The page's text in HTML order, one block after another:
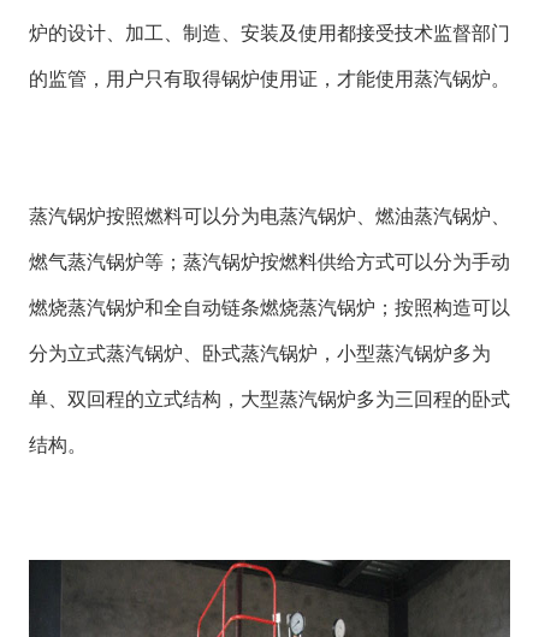
炉的设计、加工、制造、安装及使用都接受技术监督部门
的监管，用户只有取得锅炉使用证，才能使用蒸汽锅炉。
蒸汽锅炉按照燃料可以分为电蒸汽锅炉、燃油蒸汽锅炉、
燃气蒸汽锅炉等；蒸汽锅炉按燃料供给方式可以分为手动
燃烧蒸汽锅炉和全自动链条燃烧蒸汽锅炉；按照构造可以
分为立式蒸汽锅炉、卧式蒸汽锅炉，小型蒸汽锅炉多为
单、双回程的立式结构，大型蒸汽锅炉多为三回程的卧式
结构。